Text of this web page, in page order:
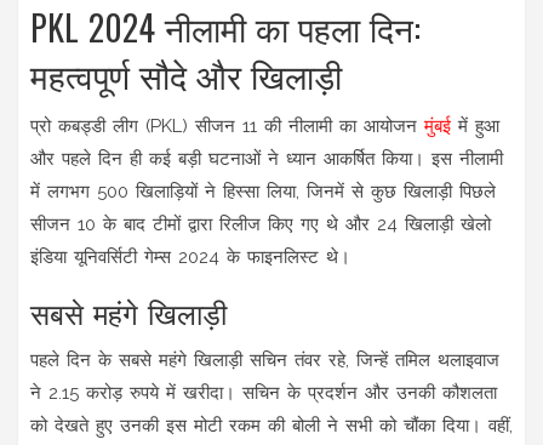
PKL 2024 नीलामी का पहला दिन:
महत्वपूर्ण सौदे और खिलाड़ी
प्रो कबड्डी लीग (PKL) सीजन 11 की नीलामी का आयोजनमुंबईमें हुआ
और पहले दिन ही कई बड़ी घटनाओं ने ध्यान आकर्षित किया। इस नीलामी
में लगभग 500 खिलाड़ियों ने हिस्सा लिया, जिनमें से कुछ खिलाड़ी पिछले
सीजन 10 के बाद टीमों द्वारा रिलीज किए गए थे और 24 खिलाड़ी खेलो
इंडिया यूनिवर्सिटी गेम्स 2024 के फाइनलिस्ट थे।
सबसे महंगे खिलाड़ी
पहले दिन के सबसे महंगे खिलाड़ी सचिन तंवर रहे, जिन्हें तमिल थलाइवाज
ने 2.15 करोड़ रुपये में खरीदा। सचिन के प्रदर्शन और उनकी कौशलता
को देखते हुए उनकी इस मोटी रकम की बोली ने सभी को चौंका दिया। वहीं,